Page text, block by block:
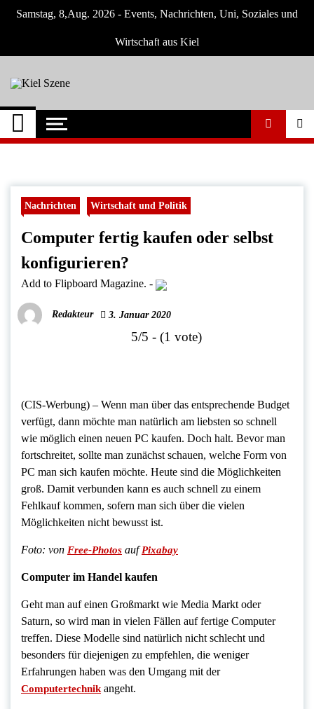
Skip
Samstag, 8,Aug. 2026 - Events, Nachrichten, Uni, Soziales und
Wirtschaft aus Kiel
Kiel Szene
Neuigkeiten und Nachrichten aus Kiel und
Umgebung
Nachrichten Wirtschaft und Politik
Computer fertig kaufen oder selbst
konfigurieren?
Add to Flipboard Magazine. -
Redakteur 3. Januar 2020
5/5 - (1 vote)
(CIS-Werbung) – Wenn man über das entsprechende Budget
verfügt, dann möchte man natürlich am liebsten so schnell
wie möglich einen neuen PC kaufen. Doch halt. Bevor man
fortschreitet, sollte man zunächst schauen, welche Form von
PC man sich kaufen möchte. Heute sind die Möglichkeiten
groß. Damit verbunden kann es auch schnell zu einem
Fehlkauf kommen, sofern man sich über die vielen
Möglichkeiten nicht bewusst ist.
Foto: von Free-Photos aufPixabay
Computer im Handel kaufen
Geht man auf einen Großmarkt wie Media Markt oder
Saturn, so wird man in vielen Fällen auf fertige Computer
treffen. Diese Modelle sind natürlich nicht schlecht und
besonders für diejenigen zu empfehlen, die weniger
Erfahrungen haben was den Umgang mit der
Computertechnik angeht.